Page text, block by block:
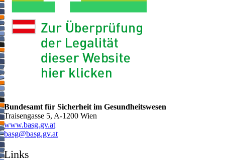
Bundesamt für Sicherheit im Gesundheitswesen
Traisengasse 5, A-1200 Wien
www.basg.gv.at
ta.vg.gsab@gsab
Links